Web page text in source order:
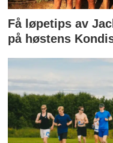
Få løpetips av
på høstens